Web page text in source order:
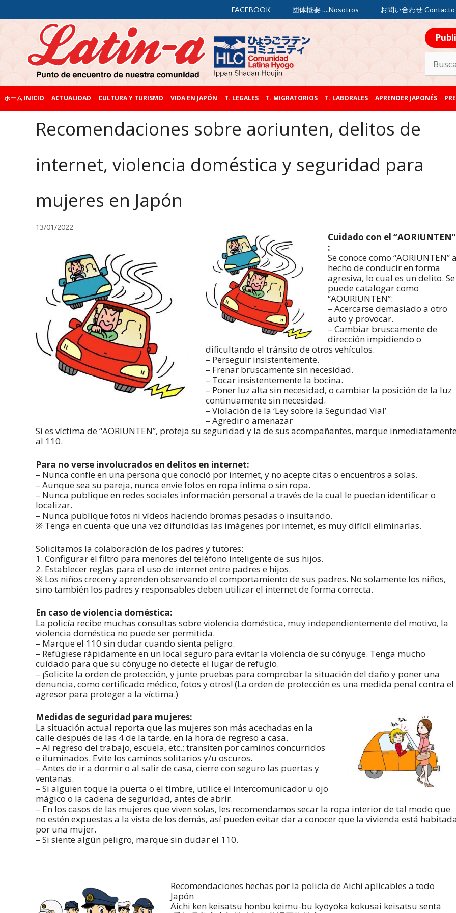
FACEBOOK 団体概要 ….Nosotros お問い合わせ Contacto
ホーム INICIO ACTUALIDAD CULTURA Y TURISMO VIDA EN JAPÓN T. LEGALES T. MIGRATORIOS T. LABORALES APRENDER JAPONÉS
Recomendaciones sobre aoriunten, delitos de
internet, violencia doméstica y seguridad para
mujeres en Japón
13/01/2022
Cuidado con el “AORIUNTEN”
:
Se conoce como “AORIUNTEN”
hecho de conducir en forma
agresiva, lo cual es un delito. Se
puede catalogar como
“AOURIUNTEN”:
– Acercarse demasiado a otro
auto y provocar.
– Cambiar bruscamente de
dirección impidiendo o
dificultando el tránsito de otros vehículos.
– Perseguir insistentemente.
– Frenar bruscamente sin necesidad.
– Tocar insistentemente la bocina.
– Poner luz alta sin necesidad, o cambiar la posición de la luz
continuamente sin necesidad.
– Violación de la ‘Ley sobre la Seguridad Vial’
– Agredir o amenazar
Si es víctima de “AORIUNTEN”, proteja su seguridad y la de sus acompañantes, marque
al 110.
Para no verse involucrados en delitos en internet:
– Nunca confíe en una persona que conoció por internet, y no acepte citas o encuentros a solas.
– Aunque sea su pareja, nunca envíe fotos en ropa íntima o sin ropa.
– Nunca publique en redes sociales información personal a través de la cual le puedan identificar o
localizar.
– Nunca publique fotos ni vídeos haciendo bromas pesadas o insultando.
※ Tenga en cuenta que una vez difundidas las imágenes por internet, es muy difícil eliminarlas.
Solicitamos la colaboración de los padres y tutores:
1. Configurar el filtro para menores del teléfono inteligente de sus hijos.
2. Establecer reglas para el uso de internet entre padres e hijos.
※ Los niños crecen y aprenden observando el comportamiento de sus padres. No solamente los niños,
sino también los padres y responsables deben utilizar el internet de forma correcta.
En caso de violencia doméstica:
La policía recibe muchas consultas sobre violencia doméstica, muy independientemente del motivo, la
violencia doméstica no puede ser permitida.
– Marque el 110 sin dudar cuando sienta peligro.
– Refúgiese rápidamente en un local seguro para evitar la violencia de su cónyuge. Tenga mucho
cuidado para que su cónyuge no detecte el lugar de refugio.
– ¡Solicite la orden de protección, y junte pruebas para comprobar la situación del daño y poner una
denuncia, como certificado médico, fotos y otros! (La orden de protección es una medida penal contra el
agresor para proteger a la víctima.)
Medidas de seguridad para mujeres:
La situación actual reporta que las mujeres son más acechadas en la
calle después de las 4 de la tarde, en la hora de regreso a casa.
– Al regreso del trabajo, escuela, etc.; transiten por caminos concurridos
e iluminados. Evite los caminos solitarios y/u oscuros.
– Antes de ir a dormir o al salir de casa, cierre con seguro las puertas y
ventanas.
– Si alguien toque la puerta o el timbre, utilice el intercomunicador u ojo
mágico o la cadena de seguridad, antes de abrir.
– En los casos de las mujeres que viven solas, les recomendamos secar la ropa interior de tal modo que
no estén expuestas a la vista de los demás, así pueden evitar dar a conocer que la vivienda está
por una mujer.
– Si siente algún peligro, marque sin dudar el 110.
Recomendaciones hechas por la policía de Aichi aplicables a todo
Japón
Aichi ken keisatsu honbu keimu-bu kyōyōka kokusai keisatsu sentā